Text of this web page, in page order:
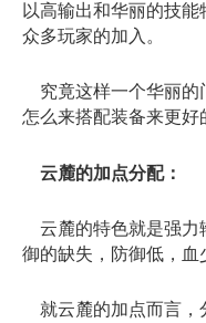
以高输出和华丽的技
众多玩家的加入。
究竟这样一个华丽的
怎么来搭配装备来更好
云麓的加点分配：
云麓的特色就是强力
御的缺失，防御低，血
就云麓的加点而言，